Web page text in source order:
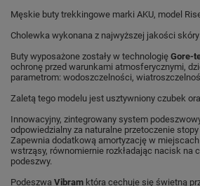
Męskie buty trekkingowe marki AKU, model
Cholewka wykonana z najwyższej jakości
Buty wyposażone zostały w technologię Gore-
ochronę przed warunkami atmosferycznymi,
parametrom: wodoszczelności,
Zaletą tego modelu jest usztywniony czubek
Innowacyjny, zintegrowany system
odpowiedzialny za naturalne przetoczenie
Zapewnia dodatkową amortyzację w
wstrząsy, równomiernie rozkładając nacisk na
podeszwy.
Podeszwa Vibram która cechuje się świetną